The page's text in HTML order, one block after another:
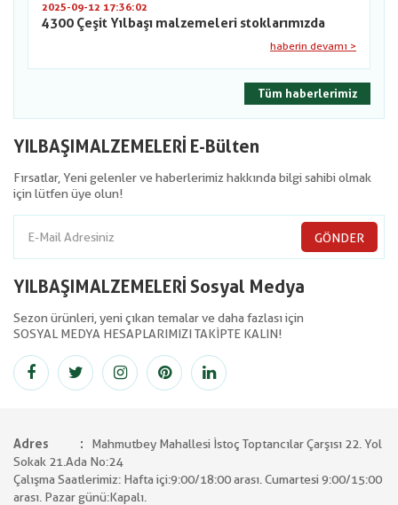
2025-09-12 17:36:02
4300 Çeşit Yılbaşı malzemeleri stoklarımızda
haberin devamı >
Tüm haberlerimiz
YILBAŞIMALZEMELERİ E-Bülten
Fırsatlar, Yeni gelenler ve haberlerimiz hakkında bilgi sahibi olmak
için lütfen üye olun!
GÖNDER
YILBAŞIMALZEMELERİ Sosyal Medya
Sezon ürünleri, yeni çıkan temalar ve daha fazlası için
SOSYAL MEDYA HESAPLARIMIZI TAKİPTE KALIN!
Adres
Mahmutbey Mahallesi İstoç Toptancılar Çarşısı 22. Yol
Sokak 21.Ada No:24
Çalışma Saatlerimiz: Hafta içi:9:00/18:00 arası. Cumartesi 9:00/15:00
arası. Pazar günü:Kapalı.